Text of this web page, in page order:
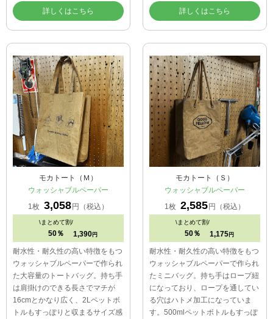
詳しくはこちら 詳しくはこちら
モカトート（Ｍ）
ウォッシャブルペーパー
1枚 3,058 円（税込）
\まとめて割/
50％ 1,390 円
耐水性・耐久性の高い特徴をもつ
ウォッシャブルペーパーで作られ
た大容量のトートバッグ。持ち手
は肩掛けのできる長さでマチが
16cmとかなり広く、2Lペットボ
トルもすっぽりと収まるサイズ感
モカトート（Ｓ）
ウォッシャブルペーパー
1枚 2,585 円（税込）
\まとめて割/
50％ 1,175 円
耐水性・耐久性の高い特徴をもつ
ウォッシャブルペーパーで作られ
たミニバッグ。持ち手はロープ紐
になっており、ロープを通してい
る穴はハトメ加工になっていま
す。500mlペットボトルもすっぽ